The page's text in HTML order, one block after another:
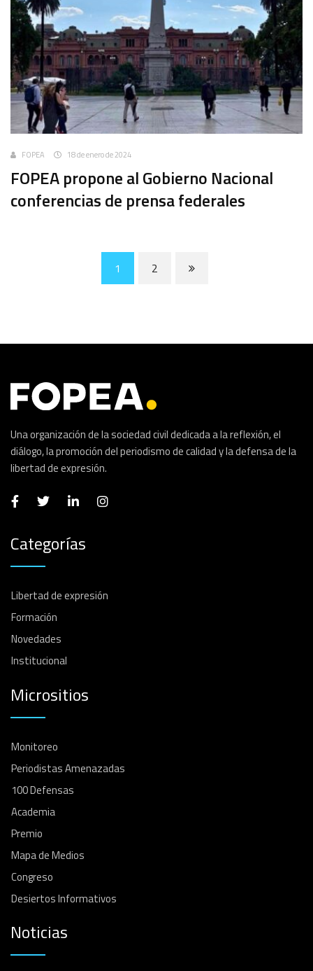
FOPEA 18 de enero de 2024
FOPEA propone al Gobierno Nacional
conferencias de prensa federales
1 2
Una organización de la sociedad civil dedicada a la reflexión, el
diálogo, la promoción del periodismo de calidad y la defensa de la
libertad de expresión.
Categorías
Libertad de expresión
Formación
Novedades
Institucional
Micrositios
Monitoreo
Periodistas Amenazadas
100 Defensas
Academia
Premio
Mapa de Medios
Congreso
Desiertos Informativos
Noticias